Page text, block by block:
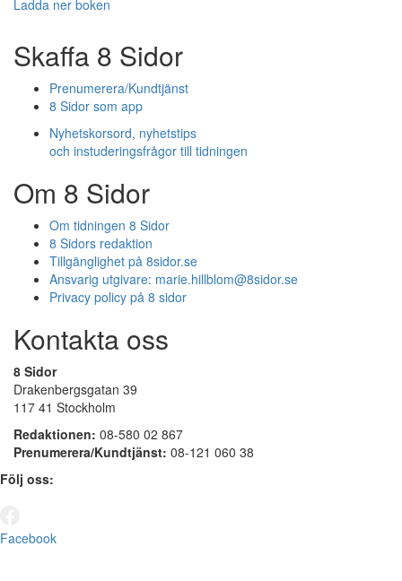
Ladda ner boken
Skaffa 8 Sidor
Prenumerera/Kundtjänst
8 Sidor som app
Nyhetskorsord, nyhetstips
och instuderingsfrågor till tidningen
Om 8 Sidor
Om tidningen 8 Sidor
8 Sidors redaktion
Tillgänglighet på 8sidor.se
Ansvarig utgivare: marie.hillblom@8sidor.se
Privacy policy på 8 sidor
Kontakta oss
8 Sidor
Drakenbergsgatan 39
117 41 Stockholm
Redaktionen: 08-580 02 867
Prenumerera/Kundtjänst: 08-121 060 38
Följ oss:
Facebook